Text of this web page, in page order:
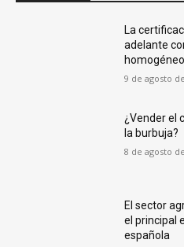
La
adelante
9 de agosto
¿Vender el
la burbuja?
8 de agosto
El sector
el principal
española